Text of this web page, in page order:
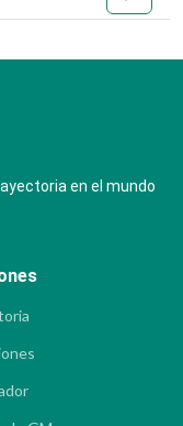
en el mundo